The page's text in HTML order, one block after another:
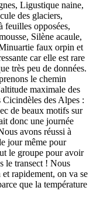
Ligustique naine,
des glaciers,
feuilles opposées,
Silène acaule,
faux orpin et
car elle est rare
très peu de données.
le chemin
maximale des
Cicindèles des Alpes :
de beaux motifs sur
donc une journée
avons réussi à
jour même pour
le groupe pour avoir
le transect ! Nous
rapidement, on va se
que la température